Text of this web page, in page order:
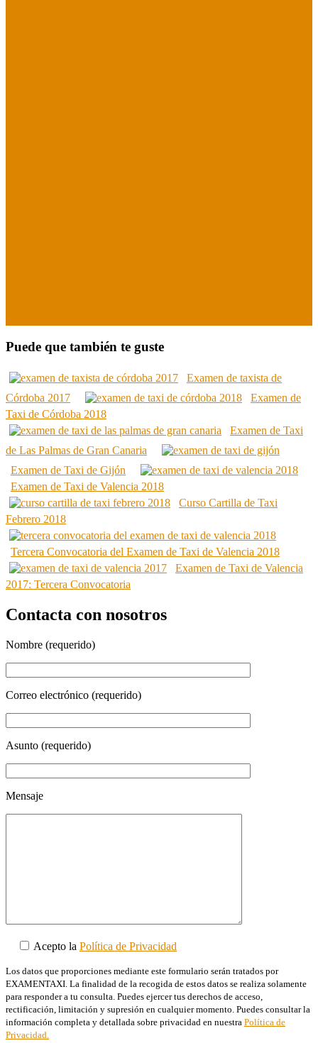
Puede que también te guste
Examen de taxista de
Córdoba 2017
Examen de
Taxi de Córdoba 2018
Examen de Taxi
de Las Palmas de Gran Canaria
Examen de Taxi de Gijón
Examen de Taxi de Valencia 2018
Curso Cartilla de Taxi
Febrero 2018
Tercera Convocatoria del Examen de Taxi de Valencia 2018
Examen de Taxi de Valencia
2017: Tercera Convocatoria
Contacta con nosotros
Nombre (requerido)
Correo electrónico (requerido)
Asunto (requerido)
Mensaje
Acepto la Política de Privacidad
Los datos que proporciones mediante este formulario serán tratados por
EXAMENTAXI. La finalidad de la recogida de estos datos se realiza solamente
para responder a tu consulta. Puedes ejercer tus derechos de acceso,
rectificación, limitación y supresión en cualquier momento. Puedes consultar la
información completa y detallada sobre privacidad en nuestra Política de
Privacidad.